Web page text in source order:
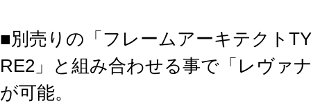
■別売りの「フレームアーキテクト
RE2」と組み合わせる事で「レヴァ
が可能。